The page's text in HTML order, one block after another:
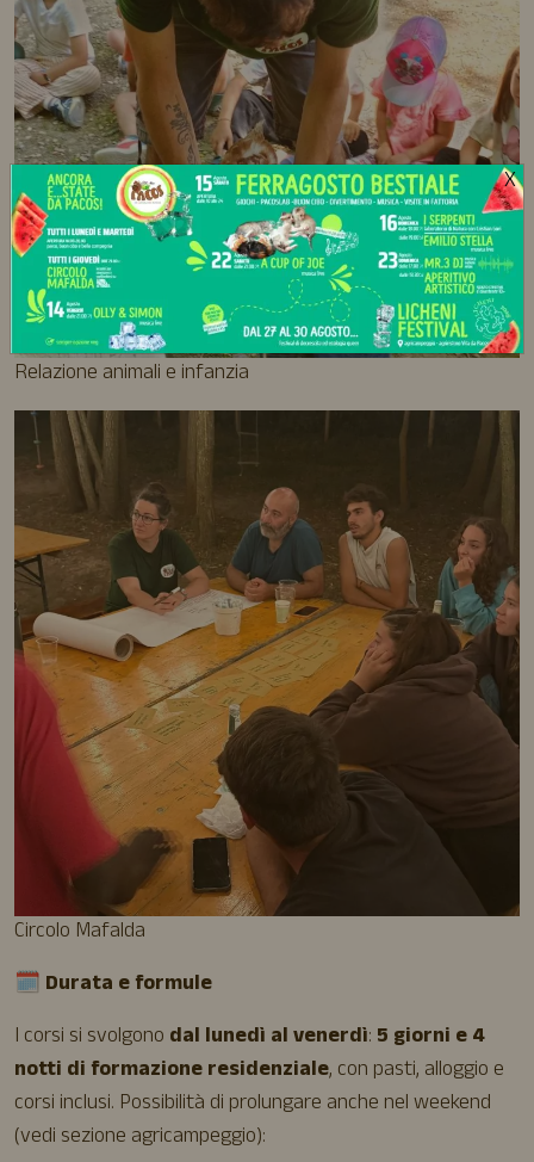
Relazione animali e infanzia
Circolo Mafalda
🗓️ Durata e formule
I corsi si svolgono dal lunedì al venerdì: 5 giorni e 4
notti di formazione residenziale, con pasti, alloggio e
corsi inclusi. Possibilità di prolungare anche nel weekend
(vedi sezione agricampeggio):
X